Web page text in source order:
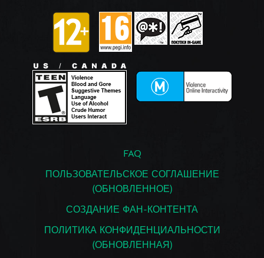
FAQ
ПОЛЬЗОВАТЕЛЬСКОЕ СОГЛАШЕНИЕ
(ОБНОВЛЕННОЕ)
СОЗДАНИЕ ФАН-КОНТЕНТА
ПОЛИТИКА КОНФИДЕНЦИАЛЬНОСТИ
(ОБНОВЛЕННАЯ)